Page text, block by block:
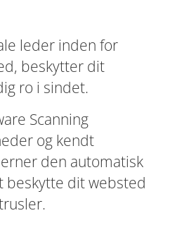
leder inden for
beskytter dit
ro i sindet.
Scanning
og kendt
den automatisk
beskytte dit websted